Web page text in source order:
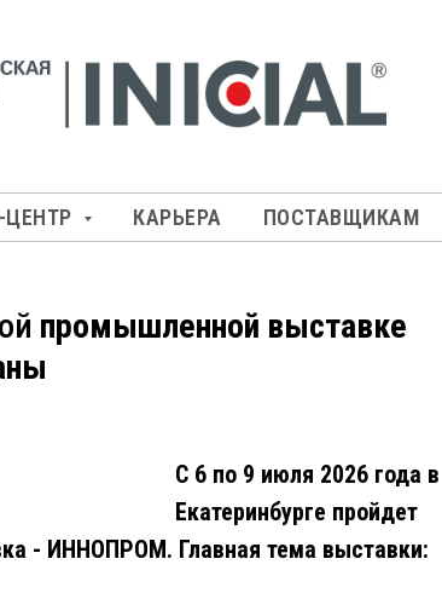
ЦЕНТР КАРЬЕРА ПОСТАВЩИКАМ
промышленной выставке
С 6 по 9 июля 2026 года в
Екатеринбурге пройдет
- ИННОПРОМ. Главная тема выставки: